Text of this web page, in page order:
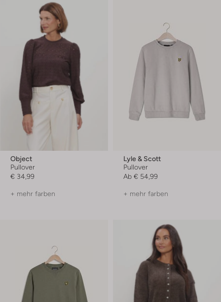
Object
Pullover
€ 34,99
+ mehr farben
Lyle & Scott
Pullover
Ab € 54,99
+ mehr farben